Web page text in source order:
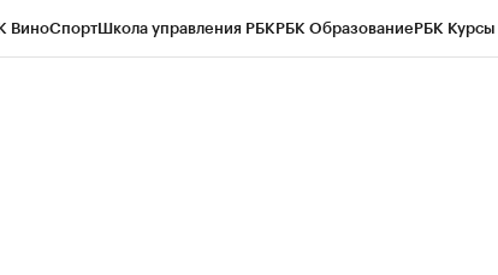
ВиноСпортШкола управления РБКРБК ОбразованиеРБК Курсы